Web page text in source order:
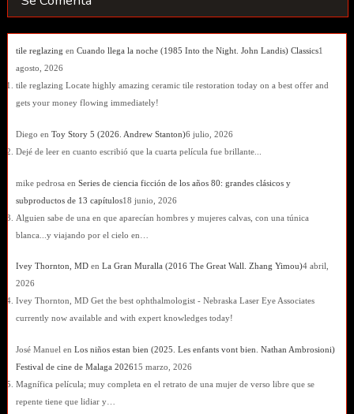
tile reglazing en Cuando llega la noche (1985 Into the Night. John Landis) Classics1
agosto, 2026
tile reglazing Locate highly amazing ceramic tile restoration today on a best offer and
gets your money flowing immediately!
Diego en Toy Story 5 (2026. Andrew Stanton)6 julio, 2026
Dejé de leer en cuanto escribió que la cuarta película fue brillante...
mike pedrosa en Series de ciencia ficción de los años 80: grandes clásicos y
subproductos de 13 capítulos18 junio, 2026
Alguien sabe de una en que aparecían hombres y mujeres calvas, con una túnica
blanca...y viajando por el cielo en…
Ivey Thornton, MDen La Gran Muralla (2016 The Great Wall. Zhang Yimou)4 abril,
2026
Ivey Thornton, MD Get the best ophthalmologist - Nebraska Laser Eye Associates
currently now available and with expert knowledges today!
José Manuel en Los niños estan bien (2025. Les enfants vont bien. Nathan Ambrosioni)
Festival de cine de Malaga 202615 marzo, 2026
Magnífica película; muy completa en el retrato de una mujer de verso libre que se
repente tiene que lidiar y…